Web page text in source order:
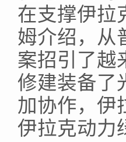
在支撑伊拉
姆介绍，从
案招引了越
修建装备了
加协作，伊
伊拉克动力